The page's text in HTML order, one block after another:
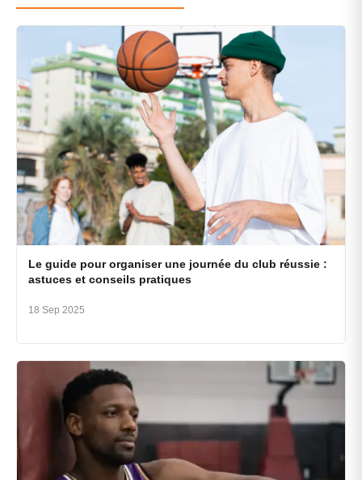
Le guide pour organiser une journée du club réussie :
astuces et conseils pratiques
18 Sep 2025